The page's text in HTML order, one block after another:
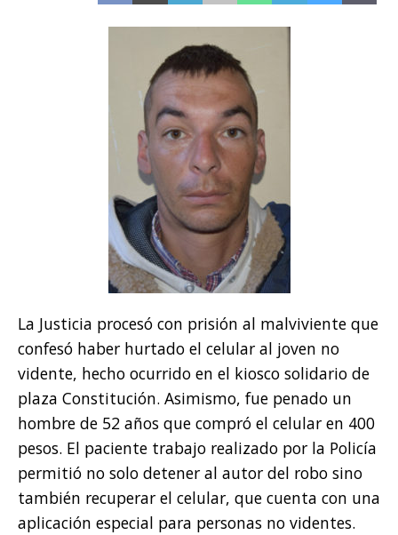
La Justicia procesó con prisión al malviviente que
confesó haber hurtado el celular al joven no
vidente, hecho ocurrido en el kiosco solidario de
plaza Constitución. Asimismo, fue penado un
hombre de 52 años que compró el celular en 400
pesos. El paciente trabajo realizado por la Policía
permitió no solo detener al autor del robo sino
también recuperar el celular, que cuenta con una
aplicación especial para personas no videntes.